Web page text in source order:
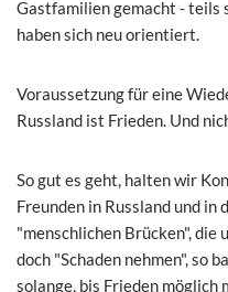
Gastfamilien gemacht - teils
haben sich neu orientiert.
Voraussetzung für eine
Russland ist Frieden. Und
So gut es geht, halten wir
Freunden in Russland und in
"menschlichen Brücken", die
doch "Schaden nehmen", so
solange, bis Frieden möglich